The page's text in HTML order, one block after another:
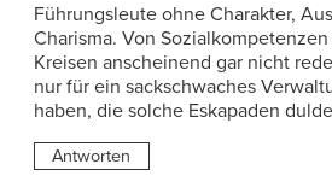
Führungsleute ohne Charakter,
Charisma. Von
Kreisen anscheinend gar nicht
nur für ein sackschwaches
haben, die solche Eskapaden
Antworten